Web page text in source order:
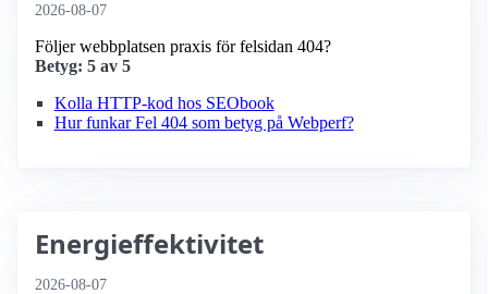
2026-08-07
Följer webbplatsen praxis för felsidan 404?
Betyg: 5 av 5
Kolla HTTP-kod hos SEObook
Hur funkar Fel 404 som betyg på Webperf?
Energieffektivitet
2026-08-07